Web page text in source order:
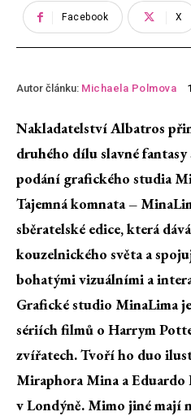
Facebook X
Autor článku: Michaela Polmova
Nakladatelství Albatros
druhého dílu slavné
podání grafického studia
Tajemná komnata –
sběratelské edice, která
kouzelnického světa a
bohatými vizuálními a
Grafické studio MinaLima
sériích filmů o Harrym
zvířatech. Tvoří ho duo
Miraphora Mina a Eduardo
v Londýně. Mimo jiné mají